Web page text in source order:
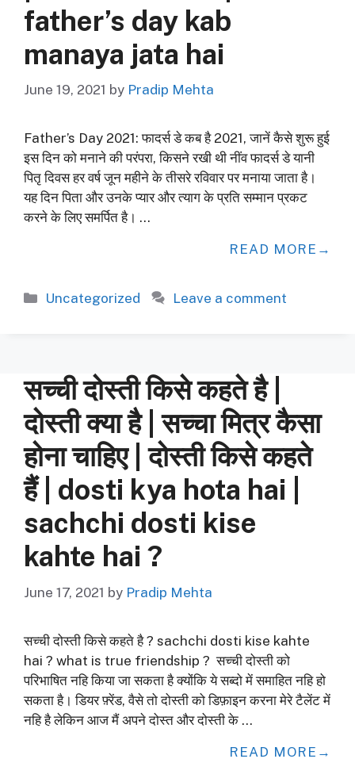
father’s day kab
manaya jata hai
June 19, 2021 by Pradip Mehta
Father’s Day 2021: फादर्स डे कब है 2021, जानें कैसे शुरू हुई
इस द‍िन को मनाने की परंपरा, क‍िसने रखी थी नींव फादर्स डे यानी
पितृ दिवस हर वर्ष जून महीने के तीसरे रविवार पर मनाया जाता है।
यह दिन पिता और उनके प्यार और त्याग के प्रति सम्मान प्रकट
करने के लिए समर्पित है। …
READ MORE
Categories
Uncategorized Leave a comment
सच्ची दोस्ती किसे कहते है |
दोस्ती क्या है | सच्चा मित्र कैसा
होना चाहिए | दोस्ती किसे कहते
हैं | dosti kya hota hai |
sachchi dosti kise
kahte hai ?
June 17, 2021 by Pradip Mehta
सच्ची दोस्ती किसे कहते है ? sachchi dosti kise kahte
hai ? what is true friendship ? सच्ची दोस्ती को
परिभाषित नहि किया जा सकता है क्योंकि ये सब्दो में समाहित नहि हो
सकता है। डियर फ़्रेंड, वैसे तो दोस्ती को डिफ़ाइन करना मेरे टैलेंट में
नहि है लेकिन आज मैं अपने दोस्त और दोस्ती के …
READ MORE